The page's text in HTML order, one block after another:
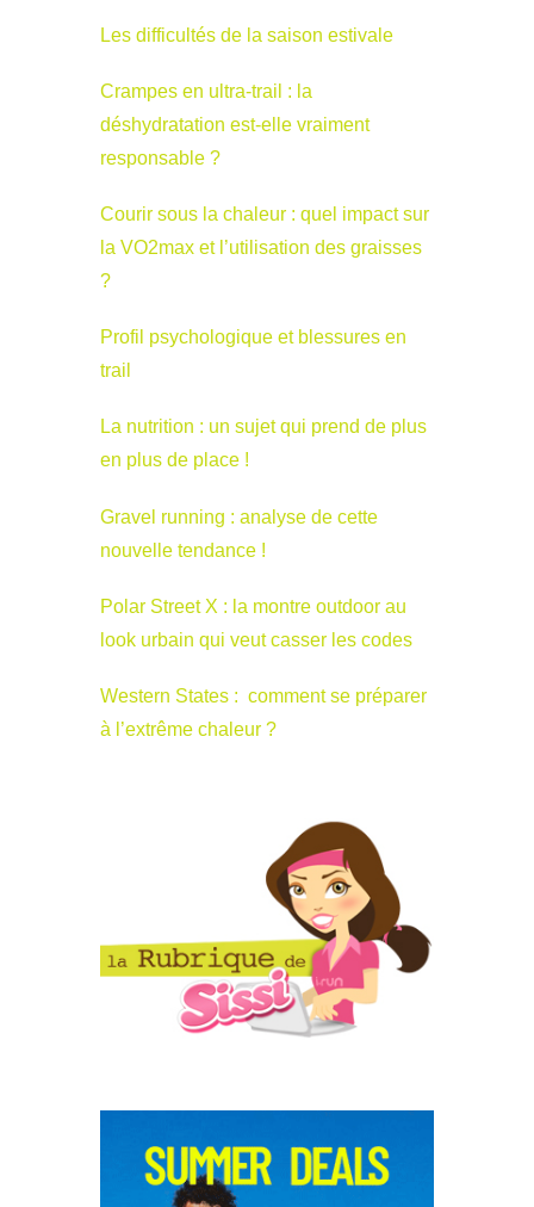
Les difficultés de la saison estivale
Crampes en ultra-trail : la
déshydratation est-elle vraiment
responsable ?
Courir sous la chaleur : quel impact sur
la VO2max et l’utilisation des graisses
?
Profil psychologique et blessures en
trail
La nutrition : un sujet qui prend de plus
en plus de place !
Gravel running : analyse de cette
nouvelle tendance !
Polar Street X : la montre outdoor au
look urbain qui veut casser les codes
Western States : comment se préparer
à l’extrême chaleur ?